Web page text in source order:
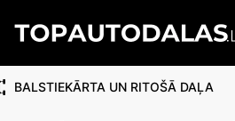
BALSTIEKĀRTA UN RITOŠĀ DAĻA